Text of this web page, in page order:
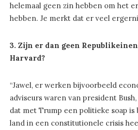
helemaal geen zin hebben om het
hebben. Je merkt dat er veel
3. Zijn er dan geen
Harvard?
“Jawel, er werken bijvoorbeeld
adviseurs waren van president
dat met Trump een politieke soap
land in een constitutionele crisis